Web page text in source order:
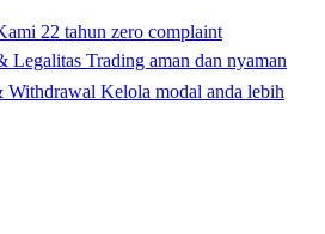
22 tahun zero complaint
Legalitas Trading aman dan nyaman
Withdrawal Kelola modal anda lebih